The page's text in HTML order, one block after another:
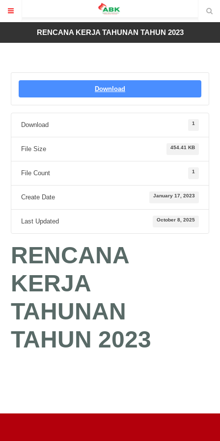
RENCANA KERJA TAHUNAN TAHUN 2023
Download
Download 1
File Size 454.41 KB
File Count 1
Create Date January 17, 2023
Last Updated October 8, 2025
RENCANA
KERJA
TAHUNAN
TAHUN 2023